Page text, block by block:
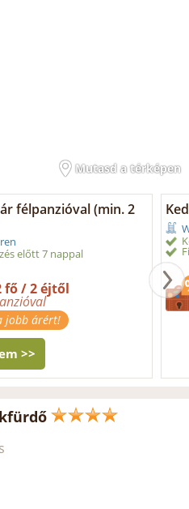
Mutasd a térképen
félpanzióval (min. 2
előtt 7 nappal
fő / 2 éjtől
jobb árért!
>>